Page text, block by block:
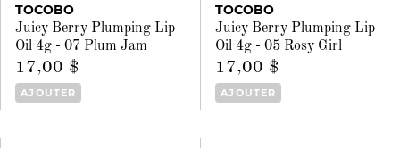
TOCOBO
Juicy Berry Plumping Lip
Oil 4g - 07 Plum Jam
17,00 $
AJOUTER
TOCOBO
Juicy Berry Plumping Lip
Oil 4g - 05 Rosy Girl
17,00 $
AJOUTER